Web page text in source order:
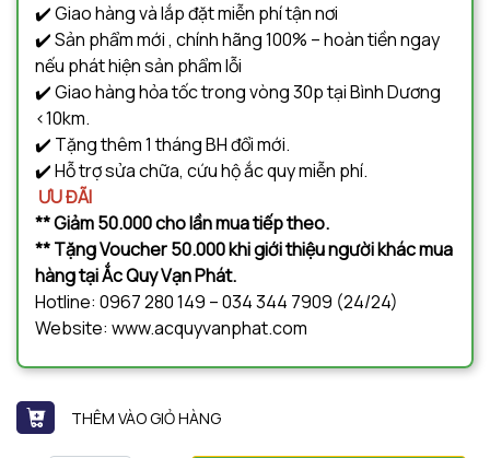
✔️ Giao hàng và lắp đặt miễn phí tận nơi
✔️ Sản phẩm mới , chính hãng 100% – hoàn tiền ngay
nếu phát hiện sản phẩm lỗi
✔️ Giao hàng hỏa tốc trong vòng 30p tại Bình Dương
<10km.
✔️ Tặng thêm 1 tháng BH đổi mới.
✔️ Hỗ trợ sửa chữa, cứu hộ ắc quy miễn phí.
ƯU ĐÃI
** Giảm 50.000 cho lần mua tiếp theo.
** Tặng Voucher 50.000 khi giới thiệu người khác mua
hàng tại Ắc Quy Vạn Phát.
Hotline: 0967 280 149 – 034 344 7909 (24/24)
Website: www.acquyvanphat.com
THÊM VÀO GIỎ HÀNG